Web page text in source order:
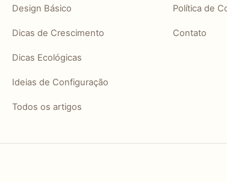
Design Básico
Dicas de Crescimento
Dicas Ecológicas
Ideias de Configuração
Todos os artigos
Política de
Contato